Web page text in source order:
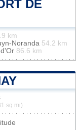
DE
km
Noranda 54.2 km
86.6 km
sq mi)